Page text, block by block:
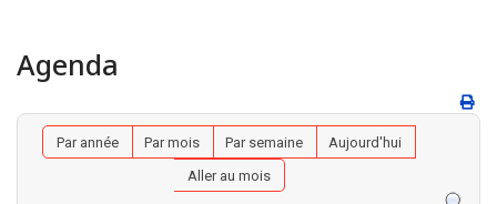
Agenda
Par année Par mois Par semaine
Aujourd'hui
Aller au mois